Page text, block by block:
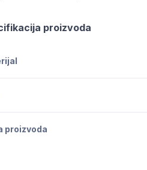
proizvoda
proizvoda